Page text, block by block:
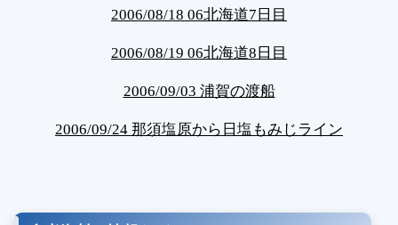
2006/08/18 06北海道7日目
2006/08/19 06北海道8日目
2006/09/03 浦賀の渡船
2006/09/24 那須塩原から日塩もみじライン